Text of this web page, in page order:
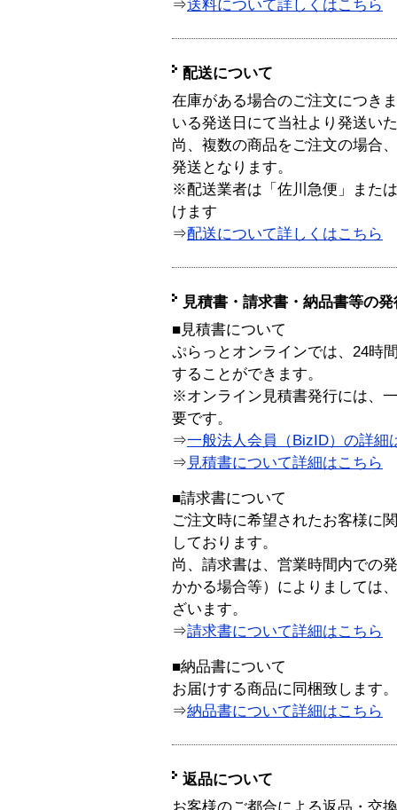
⇒送料について詳しくはこちら
配送について
在庫がある場合のご注文につき
いる発送日にて当社より発送い
尚、複数の商品をご注文の場合
発送となります。
※配送業者は「佐川急便」また
けます
⇒配送について詳しくはこちら
見積書・請求書・納品書等の
■見積書について
ぷらっとオンラインでは、24時
することができます。
※オンライン見積書発行には、
要です。
⇒一般法人会員（BizID）の詳細
⇒ 見積書について詳細はこちら
■請求書について
ご注文時に希望されたお客様に
しております。
尚、請求書は、営業時間内での
かかる場合等）によりましては
ざいます。
⇒請求書について詳細はこちら
■納品書について
お届けする商品に同梱致します。
⇒納品書について詳細はこちら
返品について